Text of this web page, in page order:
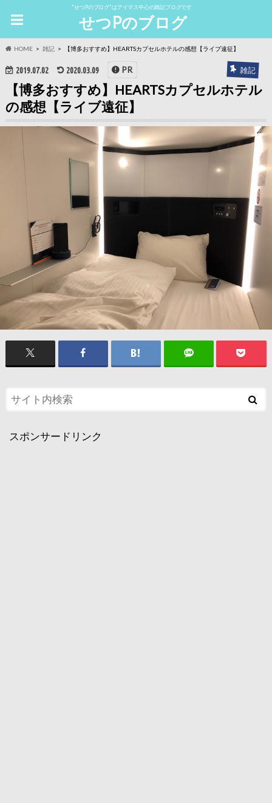
"せつPのブログ"はアイマス中心の雑記ブログです
せつPのブログ
HOME 雑記 【博多おすすめ】HEARTSカプセルホテルの感想【ライブ遠征】
2019.07.02 2020.03.09 雑記
PR
【博多おすすめ】HEARTSカプセルホテル
の感想【ライブ遠征】
スポンサードリンク